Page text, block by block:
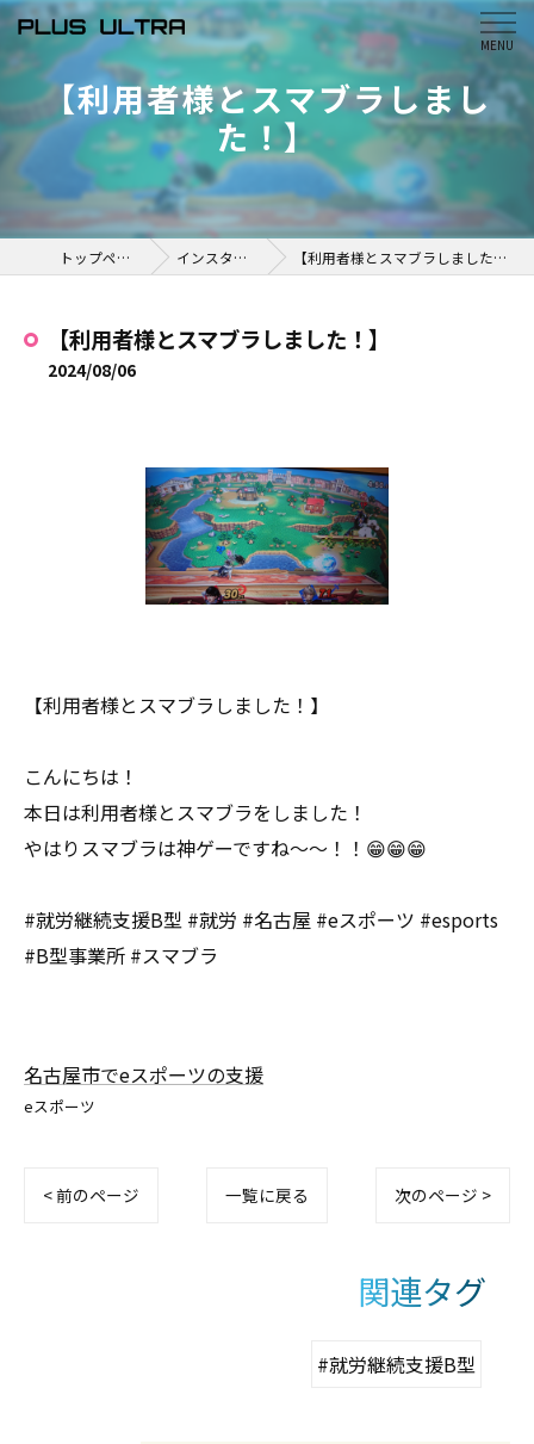
【利用者様とスマブラしまし
た！】
トップページ インスタ掲載 【利用者様とスマブラしました！】
【利用者様とスマブラしました！】
2024/08/06
【利用者様とスマブラしました！】
こんにちは！
本日は利用者様とスマブラをしました！
やはりスマブラは神ゲーですね～～！！😁😁😁
#就労継続支援B型 #就労 #名古屋 #eスポーツ #esports
#B型事業所 #スマブラ
名古屋市でeスポーツの支援
eスポーツ
< 前のページ 一覧に戻る 次のページ >
関連タグ
#就労継続支援B型